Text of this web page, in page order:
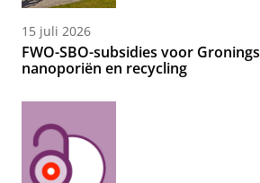
15 juli 2026
FWO-SBO-subsidies voor
nanoporiën en recycling